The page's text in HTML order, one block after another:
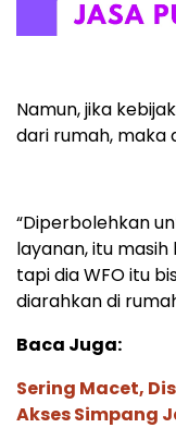
Namun, jika
dari rumah, maka
“Diperbolehkan
layanan, itu masih
tapi dia WFO itu
diarahkan di
Baca Juga:
Sering Macet,
Akses Simpang